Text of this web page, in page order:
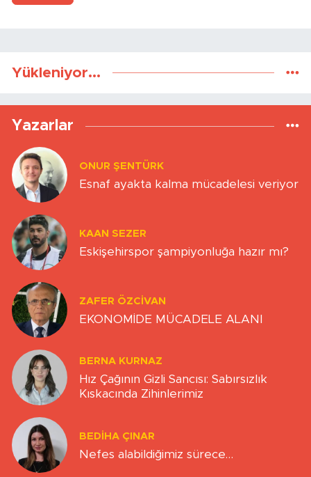
Yükleniyor...
Yazarlar
ONUR ŞENTÜRK
Esnaf ayakta kalma mücadelesi veriyor
KAAN SEZER
Eskişehirspor şampiyonluğa hazır mı?
ZAFER ÖZCIVAN
EKONOMİDE MÜCADELE ALANI
BERNA KURNAZ
Hız Çağının Gizli Sancısı: Sabırsızlık
Kıskacında Zihinlerimiz
BEDIHA ÇINAR
Nefes alabildiğimiz sürece…